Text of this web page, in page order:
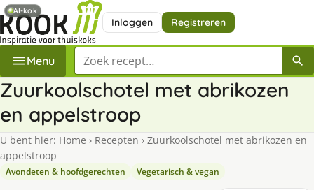
Inloggen Registreren
Menu Zoek een recept
Zuurkoolschotel met abrikozen
en appelstroop
U bent hier: Home › Recepten › Zuurkoolschotel met abrikozen en
appelstroop
Avondeten & hoofdgerechten Vegetarisch & vegan
AI-kok